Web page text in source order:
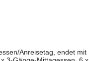
die finale Vergabe der
Anreisetag, endet mit